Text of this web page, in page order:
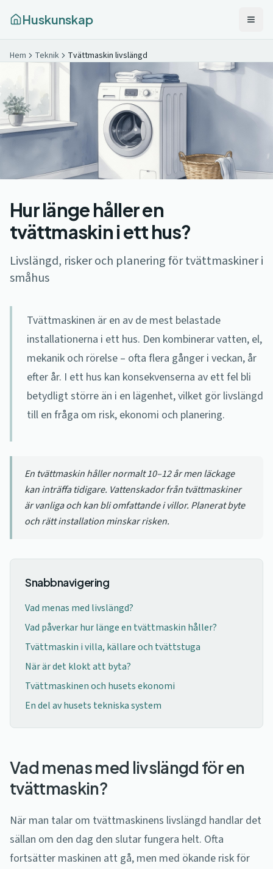
Huskunskap
Hem Teknik Tvättmaskin livslängd
Hur länge håller en
tvättmaskin i ett hus?
Livslängd, risker och planering för tvättmaskiner i
småhus
Tvättmaskinen är en av de mest belastade
installationerna i ett hus. Den kombinerar vatten, el,
mekanik och rörelse – ofta flera gånger i veckan, år
efter år. I ett hus kan konsekvenserna av ett fel bli
betydligt större än i en lägenhet, vilket gör livslängd
till en fråga om risk, ekonomi och planering.
En tvättmaskin håller normalt 10–12 år men läckage
kan inträffa tidigare. Vattenskador från tvättmaskiner
är vanliga och kan bli omfattande i villor. Planerat byte
och rätt installation minskar risken.
Snabbnavigering
Vad menas med livslängd?
Vad påverkar hur länge en tvättmaskin håller?
Tvättmaskin i villa, källare och tvättstuga
När är det klokt att byta?
Tvättmaskinen och husets ekonomi
En del av husets tekniska system
Vad menas med livslängd för en
tvättmaskin?
När man talar om tvättmaskinens livslängd handlar det
sällan om den dag den slutar fungera helt. Ofta
fortsätter maskinen att gå, men med ökande risk för